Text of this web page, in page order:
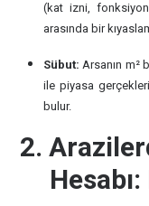
(kat izni,
arasında bir
Sübut: Arsanın m²
ile piyasa
bulur.
2.